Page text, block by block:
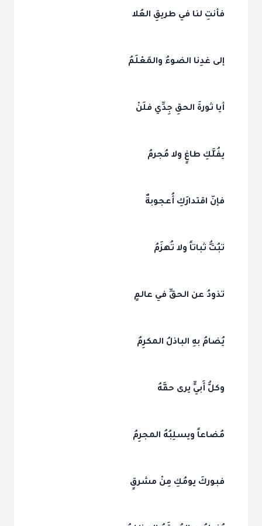
فأنتِ لنا في طريقِ العُلا
إلى غدِنا الضوءُ والمَعْلَمُ
أيا ثورةَ الحقِ جِدِّي فلَنْ
يفُلَّكِ طاغٍ ولا مُجرمُ
فإنّ اقتدارَكِ أُعجوبةٌ
تبُثُّ ثباتاً ولا تُهزَمُ
تذودُ عن الحقِّ في عالمٍ
يُضامُ بهِ الباذلُ المكرِمُ
وكلُّ أَبيٍّ يرى حقَّهُ
مُضاعاً ويسلِبُهُ المجرِمُ
فبوركَ يومُكِ مِنْ مشرقٍ